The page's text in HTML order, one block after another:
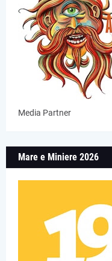
Media Partner
Mare e Miniere 2026